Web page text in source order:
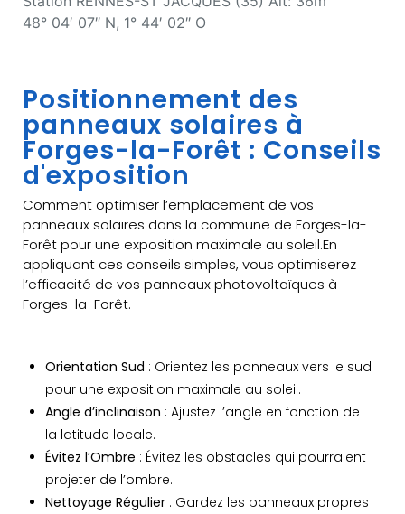
48° 04′ 07″ N, 1° 44′ 02″ O
Positionnement des
panneaux solaires à
Forges-la-Forêt : Conseils
d'exposition
Comment optimiser l’emplacement de vos
panneaux solaires dans la commune de Forges-la-
Forêt pour une exposition maximale au soleil.En
appliquant ces conseils simples, vous optimiserez
l’efficacité de vos panneaux photovoltaïques à
Forges-la-Forêt.
Orientation Sud : Orientez les panneaux vers le sud
pour une exposition maximale au soleil.
Angle d’inclinaison : Ajustez l’angle en fonction de
la latitude locale.
Évitez l’Ombre : Évitez les obstacles qui pourraient
projeter de l’ombre.
Nettoyage Régulier : Gardez les panneaux propres